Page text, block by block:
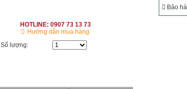
Bảo
HOTLINE: 0907 73 13 73
Hướng dẫn mua hàng
Số lượng: